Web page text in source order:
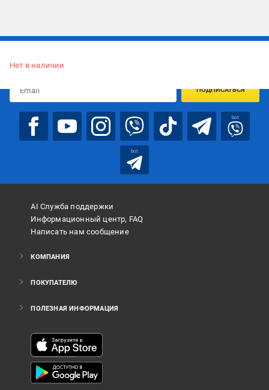
Нет в наличии
ПОДПИСАТЬСЯ
bot
bot
AI Служба поддержки
Информационный центр, FAQ
Написать нам сообщение
КОМПАНИЯ
ПОКУПАТЕЛЮ
ПОЛЕЗНАЯ ИНФОРМАЦИЯ